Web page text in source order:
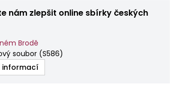
nám zlepšit online sbírky českých
Brodě
soubor (S586)
informací